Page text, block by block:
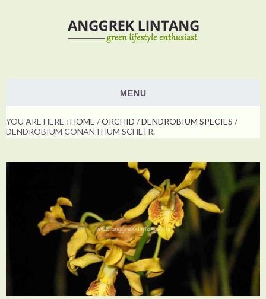
MENU
PLANTS
SHOW & EVENTS
YOU ARE HERE : HOME /ORCHID /DENDROBIUM SPECIES /
DENDROBIUM CONANTHUM SCHLTR.